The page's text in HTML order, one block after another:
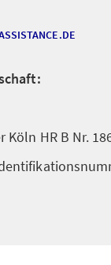
Köln HR B Nr.